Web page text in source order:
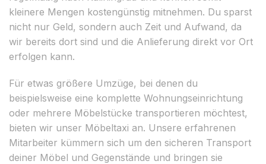
kleinere Mengen kostengünstig mitnehmen. Du sparst
nicht nur Geld, sondern auch Zeit und Aufwand, da
wir bereits dort sind und die Anlieferung direkt vor Ort
erfolgen kann.
Für etwas größere Umzüge, bei denen du
beispielsweise eine komplette Wohnungseinrichtung
oder mehrere Möbelstücke transportieren möchtest,
bieten wir unser Möbeltaxi an. Unsere erfahrenen
Mitarbeiter kümmern sich um den sicheren Transport
deiner Möbel und Gegenstände und bringen sie